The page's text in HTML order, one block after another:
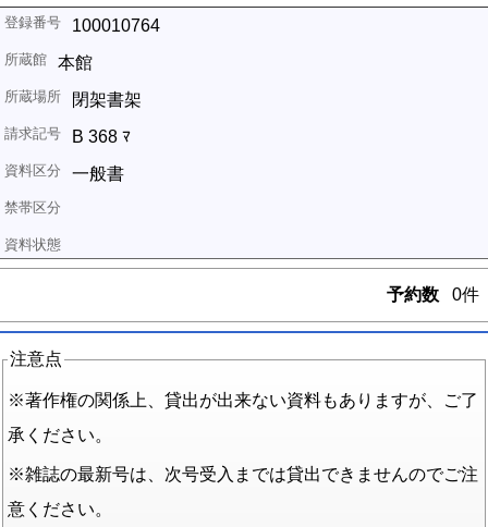
100010764
本館
閉架書架
B 368 ﾏ
一般書
予約数 0件
注意点
※著作権の関係上、貸出が出来ない資料もありますが、ご了
承ください。
※雑誌の最新号は、次号受入までは貸出できませんのでご注
意ください。